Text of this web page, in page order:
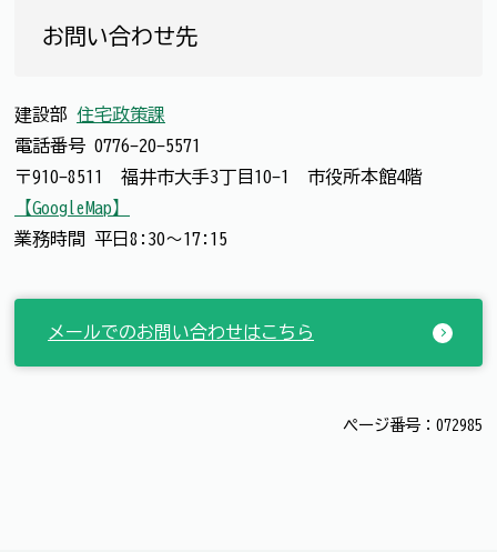
お問い合わせ先
建設部 住宅政策課
電話番号 0776-20-5571
〒910-8511 福井市大手3丁目10-1 市役所本館4階
【GoogleMap】
業務時間 平日8:30～17:15
メールでのお問い合わせはこちら
ページ番号：072985